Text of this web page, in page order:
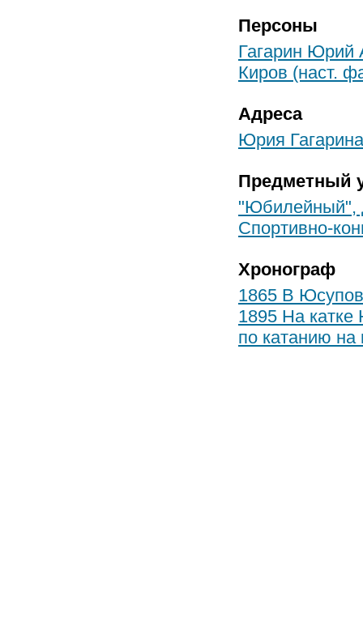
Персоны
Гагарин Юрий
Киров (наст.
Адреса
Юрия
Предметный
"Юбилейный",
Спортивно-
Хронограф
1865 В
1895 На катке
по катанию на